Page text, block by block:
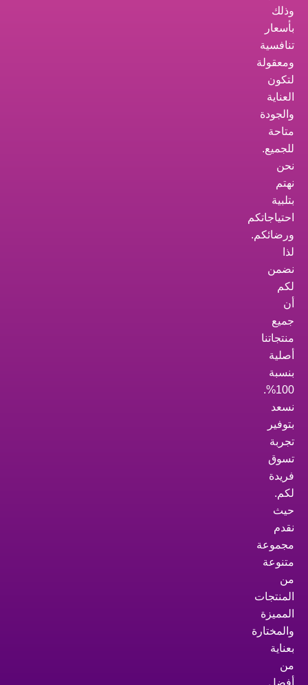
وذلك
بأسعار
تنافسية
ومعقولة
لتكون
العناية
والجودة
متاحة
للجميع.
نحن
نهتم
بتلبية
احتياجاتكم
ورضائكم.
لذا
نضمن
لكم
أن
جميع
منتجاتنا
أصلية
بنسبة
100%.
نسعد
بتوفير
تجربة
تسوق
فريدة
لكم.
حيث
نقدم
مجموعة
متنوعة
من
المنتجات
المميزة
والمختارة
بعناية
من
أفضل